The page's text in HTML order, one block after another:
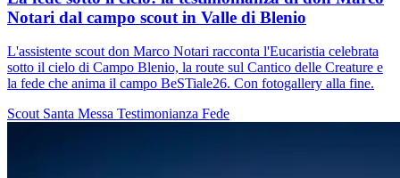
Notari dal campo scout in Valle di Blenio
L'assistente scout don Marco Notari racconta l'Eucaristia celebrata
sotto il cielo di Campo Blenio, la route sul Cantico delle Creature e
la fede che anima il campo BeSTiale26. Con fotogallery alla fine.
Scout Santa Messa Testimonianza Fede